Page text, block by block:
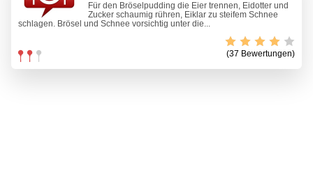
Für den Bröselpudding die Eier trennen, Eidotter und
Zucker schaumig rühren, Eiklar zu steifem Schnee
schlagen. Brösel und Schnee vorsichtig unter die...
(37 Bewertungen)